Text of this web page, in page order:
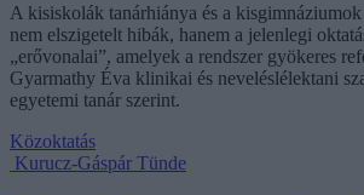
A kisiskolák tanárhiánya és a
nem elszigetelt hibák, hanem a jelenlegi
„erővonalai”, amelyek a rendszer gyökeres
Gyarmathy Éva klinikai és neveléslélektani
egyetemi tanár szerint.
Közoktatás
Kurucz-Gáspár Tünde